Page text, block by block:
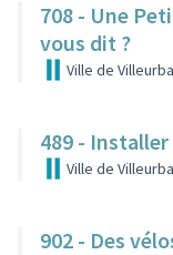
708 - Une
vous dit ?
Ville de
489 -
Ville de
902 - Des